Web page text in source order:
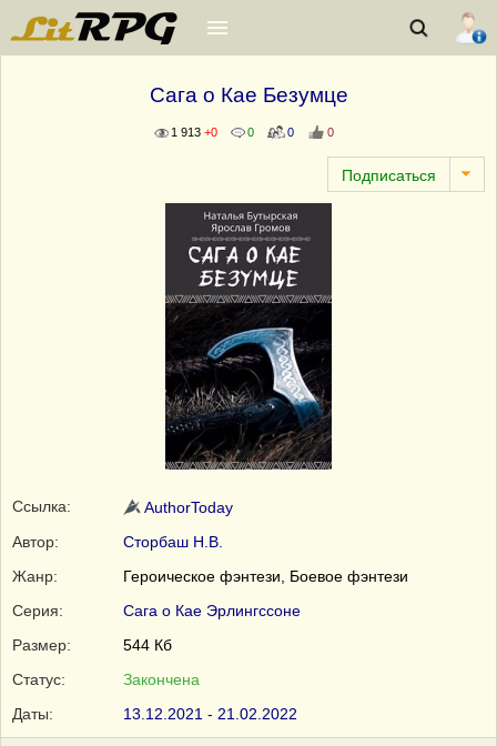
Сага о Кае Безумце
1 913 +0 0 0 0
Ссылка:
AuthorToday
Автор:
Сторбаш Н.В.
Жанр:
Героическое фэнтези, Боевое фэнтези
Серия:
Сага о Кае Эрлингссоне
Размер:
544 Кб
Статус:
Закончена
Даты:
13.12.2021 - 21.02.2022